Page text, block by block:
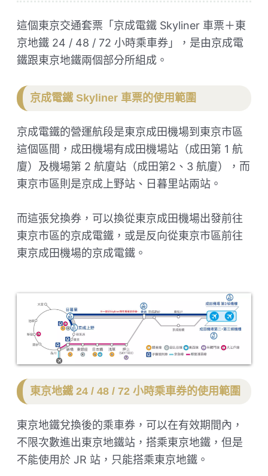
這個東京交通套票「京成電鐵 Skyliner 車票＋東
京地鐵 24 / 48 / 72 小時乘車券」，是由京成電
鐵跟東京地鐵兩個部分所組成。
京成電鐵 Skyliner 車票的使用範圍
京成電鐵的營運航段是東京成田機場到東京市區
這個區間，成田機場有成田機場站（成田第 1 航
廈）及機場第 2 航廈站（成田第2、3 航廈），而
東京市區則是京成上野站、日暮里站兩站。
而這張兌換券，可以換從東京成田機場出發前往
東京市區的京成電鐵，或是反向從東京市區前往
東京成田機場的京成電鐵。
東京地鐵 24 / 48 / 72 小時乘車券的使用範圍
東京地鐵兌換後的乘車券，可以在有效期間內，
不限次數進出東京地鐵站，搭乘東京地鐵，但是
不能使用於 JR 站，只能搭乘東京地鐵。